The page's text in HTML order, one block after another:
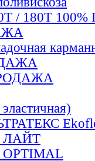
/ 180Т 100%
ЛАЙТ
OPTIMAL